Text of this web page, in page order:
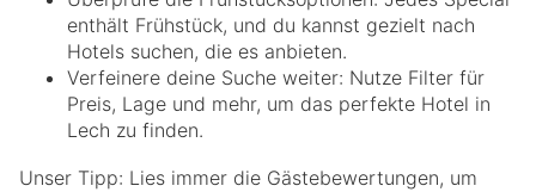
enthält Frühstück, und du kannst gezielt nach
Hotels suchen, die es anbieten.
Verfeinere deine Suche weiter: Nutze Filter für
Preis, Lage und mehr, um das perfekte Hotel in
Lech zu finden.
Unser Tipp: Lies immer die Gästebewertungen, um